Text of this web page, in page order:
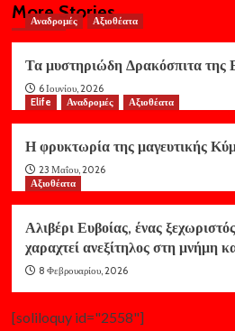
More Stories
Αναδρομές Αξιοθέατα
Τα μυστηριώδη Δρακόσπιτα της
6 Ιουνίου, 2026
Elife
Αναδρομές Αξιοθέατα
Η φρυκτωρία της μαγευτικής
23 Μαΐου, 2026
Αξιοθέατα
Αλιβέρι Ευβοίας, ένας
χαραχτεί ανεξίτηλος στη μνήμη
8 Φεβρουαρίου, 2026
[soliloquy id="2558"]